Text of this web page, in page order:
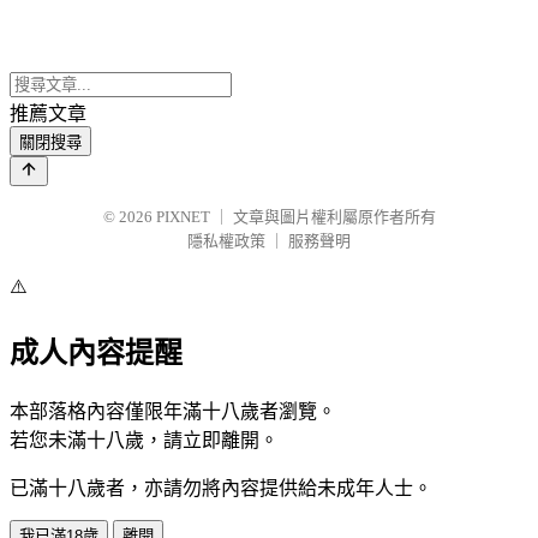
推薦文章
關閉搜尋
© 2026 PIXNET
文章與圖片權利屬原作者所有
隱私權政策
服務聲明
⚠️
成人內容提醒
本部落格內容僅限年滿十八歲者瀏覽。
若您未滿十八歲，請立即離開。
已滿十八歲者，亦請勿將內容提供給未成年人士。